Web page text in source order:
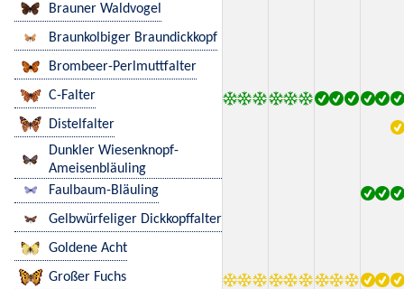
Brauner Waldvogel
Braunkolbiger Braundickkopf
Brombeer-Perlmuttfalter
C-Falter
Distelfalter
Dunkler Wiesenknopf-
Ameisenbläuling
Faulbaum-Bläuling
Gelbwürfeliger Dickkopffalter
Goldene Acht
Großer Fuchs